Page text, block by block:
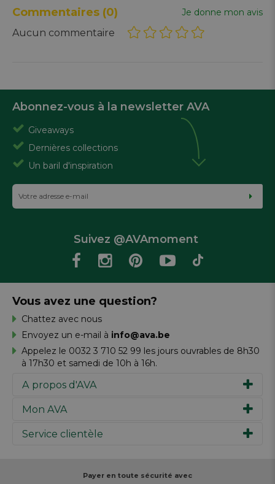
Commentaires (0) Je donne mon avis
Aucun commentaire
Abonnez-vous à la newsletter AVA
Giveaways
Dernières collections
Un baril d'inspiration
Suivez @AVAmoment
A propos d'AVA
Notre histoire
Travailler chez AVA
Mon AVA
Inspiration
Réalisez votre création
Service clientèle
Votre paiement
Vous avez une question?
Chattez avec nous
Envoyez un e-mail à info@ava.be
Appelez le 0032 3 710 52 99 les jours ouvrables de 8h30
à 17h30 et samedi de 10h à 16h.
Payer en toute sécurité avec